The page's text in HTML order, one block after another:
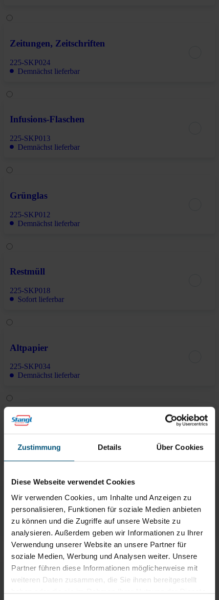
Zustimmung Details Über Cookies
Diese Webseite verwendet Cookies
Wir verwenden Cookies, um Inhalte und Anzeigen zu
personalisieren, Funktionen für soziale Medien anbieten
zu können und die Zugriffe auf unsere Website zu
analysieren. Außerdem geben wir Informationen zu Ihrer
Verwendung unserer Website an unsere Partner für
soziale Medien, Werbung und Analysen weiter. Unsere
Partner führen diese Informationen möglicherweise mit
weiteren Daten zusammen, die Sie ihnen bereitgestellt
haben oder die sie im Rahmen Ihrer Nutzung der Dienste
Zeitungen, Zeitschriften
225-SKP024
Demnächst lieferbar
Infusions-Flaschen
225-SKP013
Demnächst lieferbar
Grünglas
225-SKP012
Demnächst lieferbar
Restmüll
225-SKP018
Sofort lieferbar
Altpapier
225-SKP034
Demnächst lieferbar
Kunststoff und Verbundverpackungen
225-SKP029
Demnächst lieferbar
Spraydosen
225-SKP019
Weißglas
225-SKP023